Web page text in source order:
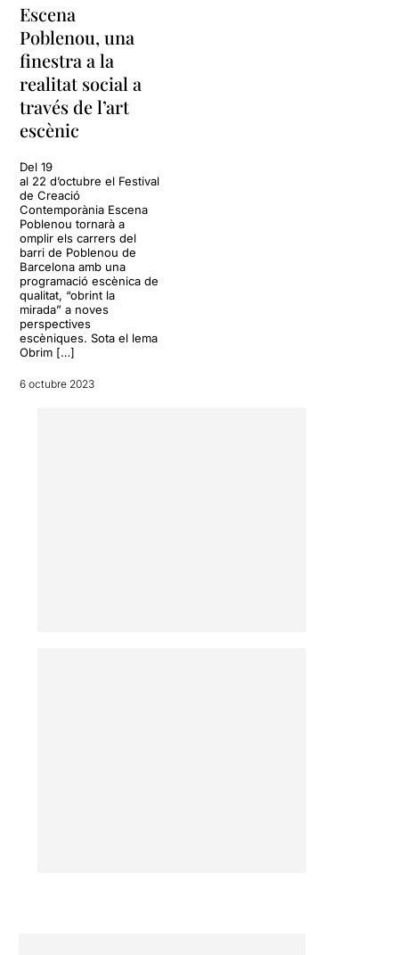
Escena
Poblenou, una
finestra a la
realitat social a
través de l’art
escènic
Del 19
al 22 d’octubre el Festival
de Creació
Contemporània Escena
Poblenou tornarà a
omplir els carrers del
barri de Poblenou de
Barcelona amb una
programació escènica de
qualitat, “obrint la
mirada” a noves
perspectives
escèniques. Sota el lema
Obrim […]
6 octubre 2023